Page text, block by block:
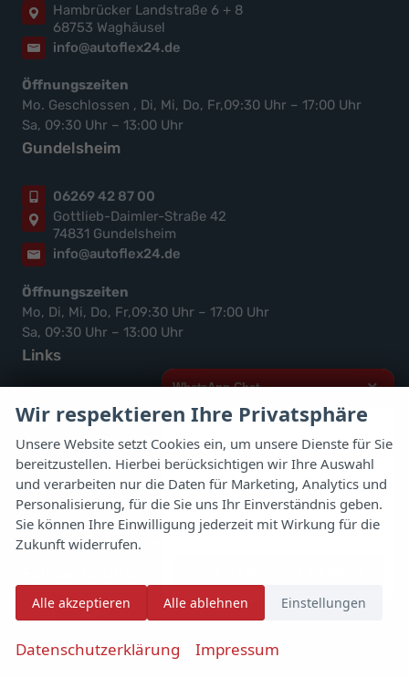
WhatsApp Chat ×
ich interessiere mich für das oben
genannte Fahrzeug und freue mich
über Eure Kontaktaufnahme.
Viele Grüße
Hambrücker Landstraße 6 + 8
68753 Waghäusel
info@autoflex24.de
Öffnungszeiten
Mo. Geschlossen , Di, Mi, Do, Fr,09:30 Uhr – 17:00 Uhr
Sa, 09:30 Uhr – 13:00 Uhr
Gundelsheim
06269 42 87 00
Gottlieb-Daimler-Straße 42
74831 Gundelsheim
info@autoflex24.de
Öffnungszeiten
Mo, Di, Mi, Do, Fr,09:30 Uhr – 17:00 Uhr
Sa, 09:30 Uhr – 13:00 Uhr
Links
Impressum
Neuwagen-Verkaufsbedinungen
Gebrauchtwagen-Verkaufsbedinungen
Widerrufsbelehrung
Informationen zur Barrierefreiheit
Datenschutz
Cookie-Einstellungen
autoflex
auf
autoflex24
auf
Wir respektieren Ihre Privatsphäre
Unsere Website setzt Cookies ein, um unsere Dienste für Sie
bereitzustellen. Hierbei berücksichtigen wir Ihre Auswahl
und verarbeiten nur die Daten für Marketing, Analytics und
Personalisierung, für die Sie uns Ihr Einverständnis geben.
Sie können Ihre Einwilligung jederzeit mit Wirkung für die
Zukunft widerrufen.
Alle akzeptieren Alle ablehnen Einstellungen
Datenschutzerklärung Impressum